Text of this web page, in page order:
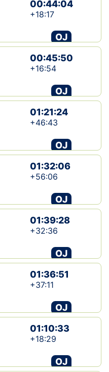
00:44:04
+18:17
OJ
00:45:50
+16:54
OJ
01:21:24
+46:43
OJ
01:32:06
+56:06
OJ
01:39:28
+32:36
OJ
01:36:51
+37:11
OJ
01:10:33
+18:29
OJ